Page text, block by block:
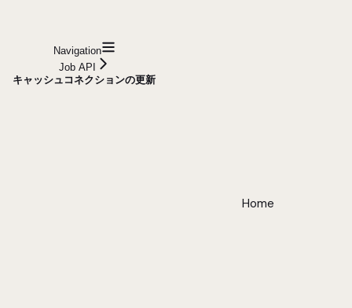
Navigation
Job API
キャッシュコネクションの更新
Home